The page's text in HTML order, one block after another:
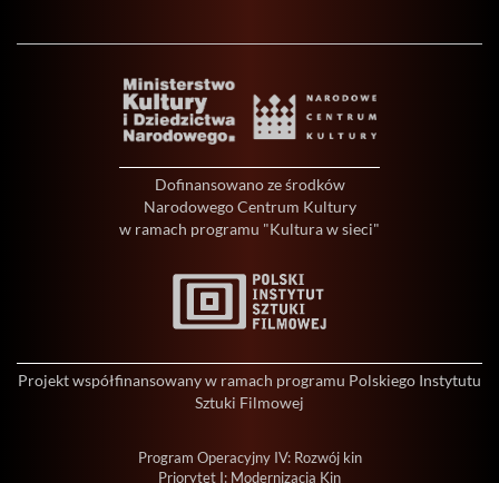
Dofinansowano ze środków
Narodowego Centrum Kultury
w ramach programu "Kultura w sieci"
Projekt współfinansowany w ramach programu Polskiego Instytutu
Sztuki Filmowej
Program Operacyjny IV: Rozwój kin
Priorytet I: Modernizacja Kin